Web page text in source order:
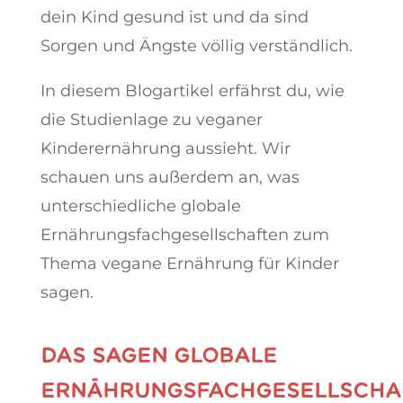
dein Kind gesund ist und da sind
Sorgen und Ängste völlig verständlich.
In diesem Blogartikel erfährst du, wie
die Studienlage zu veganer
Kinderernährung aussieht. Wir
schauen uns außerdem an, was
unterschiedliche globale
Ernährungsfachgesellschaften zum
Thema vegane Ernährung für Kinder
sagen.
DAS SAGEN GLOBALE